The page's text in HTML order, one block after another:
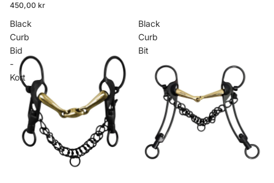
450,00 kr
Black
Curb
Bid
-
Kort
Black
Curb
Bit